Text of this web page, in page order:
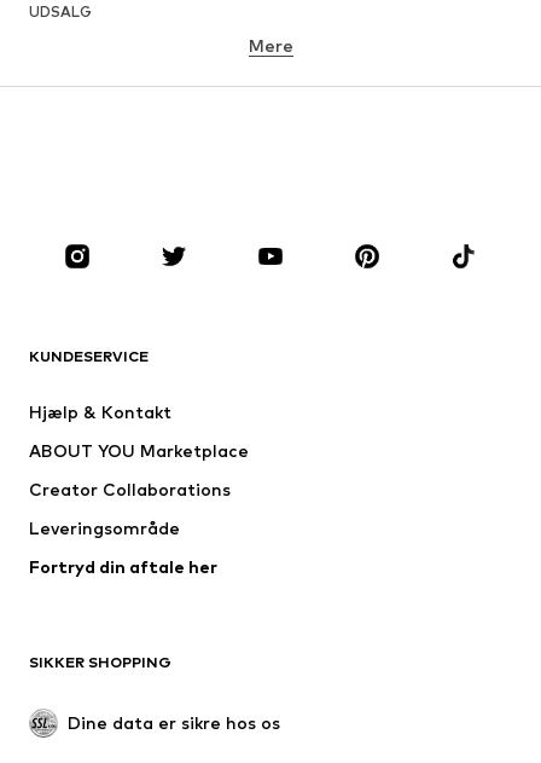
UDSALG
MÆRKER
ADIDAS SPORTSWEAR
SKECHERS
Mere
KUNDESERVICE
Hjælp & Kontakt
ABOUT YOU Marketplace
Creator Collaborations
Leveringsområde
Fortryd din aftale her
SIKKER SHOPPING
Dine data er sikre hos os